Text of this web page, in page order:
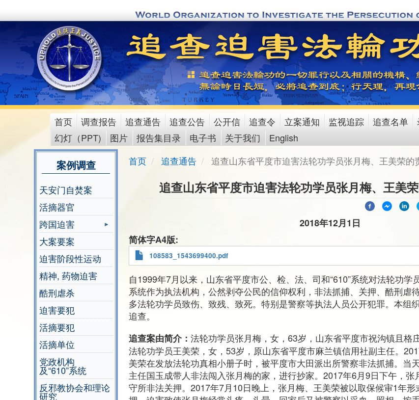
to
content
main
menu
首页 调查报告 追查通告 追查公告 公开信 追查令 立案通知 监视追踪 追查名单
幻灯（PPT)
图片 报告集目录 电子书 关于我们 English
案例调查
天安门自焚案
活摘器官
跨国迫害
大案要案
迫害阶段性运动
精神, 药物迫害
酷刑虐杀
迫害要犯
活摘要犯
活摘单位
党政机构
及“610”系统
反邪教协会和理论
研究
首页 追查通告 追查山东省平度市迫害法轮功学员张月梅、王美荣的
追查山东省平度市迫害法轮功学员张月梅、王美
2018年12月1日
简体字A4版
108583_1543699400.pdf
自1999年7月以来，山东省平度市公、检、法、司和“610”系统对法轮功学
系统作为执法机构，公然剥夺公民的信仰权利，非法抓捕、关押、酷刑虐
多法轮功学员致伤、致残、致死。特别是警察等执法人员公开犯罪。本组
追查。
追查案由简介： 法轮功学员张月梅，女，63岁，山东省平度市祝沟镇且格
法轮功学员王美荣，女，53岁，原山东省平度市麻兰镇信用社副主任。
美荣在发放法轮功真相小册子时，被平度市大田派出所警察非法抓捕。当
主任国玉成带人非法闯入张月梅的家，进行抄家。2017年6月9日下午，
守所非法关押。2017年7月10日晚上，张月梅、王美荣被以取保候审1年